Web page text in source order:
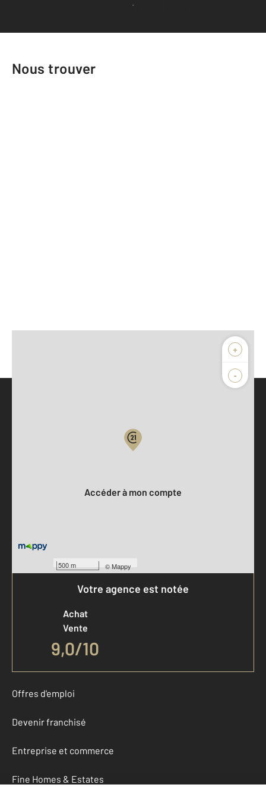
Voir tous les avis clients
Nous trouver
+
-
500 m ©Mappy
Accéder à mon compte
Votre agence est notée
Achat
Vente
9,0/10
Offres d'emploi
Devenir franchisé
Entreprise et commerce
Fine Homes & Estates